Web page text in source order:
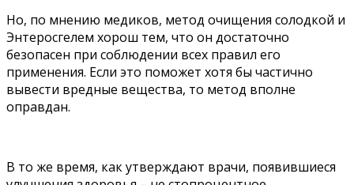
Но, по мнению медиков, метод очищения солодкой и
Энтеросгелем хорош тем, что он достаточно
безопасен при соблюдении всех правил его
применения. Если это поможет хотя бы частично
вывести вредные вещества, то метод вполне
оправдан.
В то же время, как утверждают врачи, появившиеся